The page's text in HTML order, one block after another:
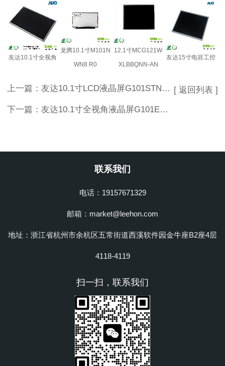
友达10.1寸全视角
龙腾10.1寸M101N
WN8 R0
12.1寸MCG121W
XLBBQNN-AN
友达15寸电容工控
上一篇： 友达10.1寸LCD液晶屏G101STN01.G
下一篇： 友达10.1寸全视角液晶屏G101EAN02.2
[ 返回列表 ]
联系我们
电话：19157671329
邮箱：market@leehon.com
地址：浙江省杭州市余杭区五常街道西溪软件园金牛座B2座4层
4118-4119
扫一扫，联系我们